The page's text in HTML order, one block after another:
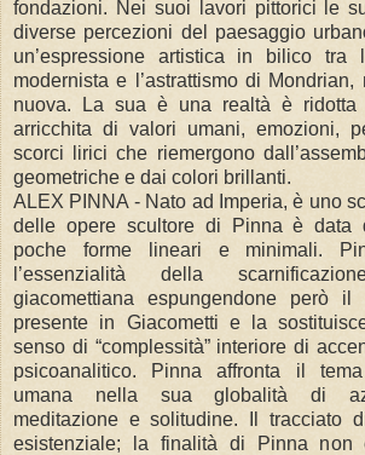
fondazioni. Nei suoi lavori pittorici le
diverse percezioni del paesaggio
un’espressione artistica in bilico tra
modernista e l’astrattismo di Mondrian,
nuova. La sua è una realtà è ridotta
arricchita di valori umani, emozioni,
scorci lirici che riemergono
geometriche e dai colori brillanti.
ALEX PINNA - Nato ad Imperia, è uno
delle opere scultore di Pinna è data
poche forme lineari e minimali.
l’essenzialità della
giacomettiana espungendone però
presente in Giacometti e la
senso di “complessità” interiore di
psicoanalitico. Pinna affronta il
umana nella sua globalità di
meditazione e solitudine. Il tracciato
esistenziale; la finalità di Pinna